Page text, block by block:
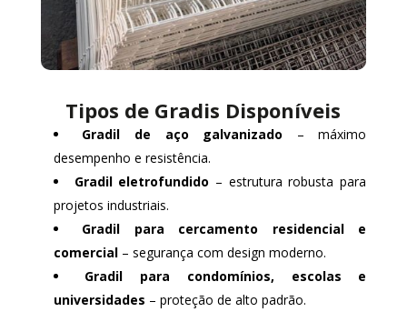
Tipos de Gradis Disponíveis
Gradil de aço galvanizado – máximo
desempenho e resistência.
Gradil eletrofundido – estrutura robusta para
projetos industriais.
Gradil para cercamento residencial e
comercial– segurança com design moderno.
Gradil para condomínios, escolas e
universidades – proteção de alto padrão.